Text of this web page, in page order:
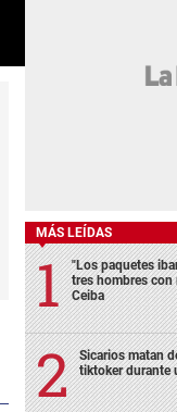
MÁS LEÍDAS
"Los paquetes
tres hombres con
Ceiba
Sicarios matan
tiktoker durante